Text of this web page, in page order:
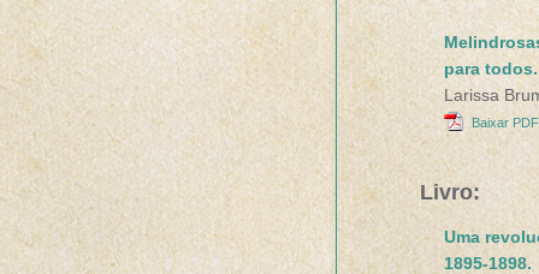
para
Larissa
Baixar
Livro:
Uma
1895-1898.